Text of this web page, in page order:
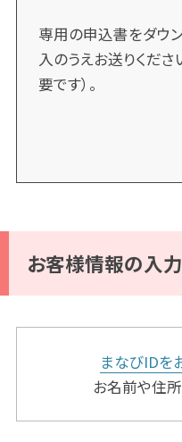
専用の申込書をダウ
入のうえお送りくだ
要です）。
お客様情報の入力
まなびIDを
お名前や住